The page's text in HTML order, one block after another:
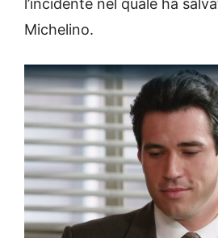
l’incidente nel quale ha
Michelino.